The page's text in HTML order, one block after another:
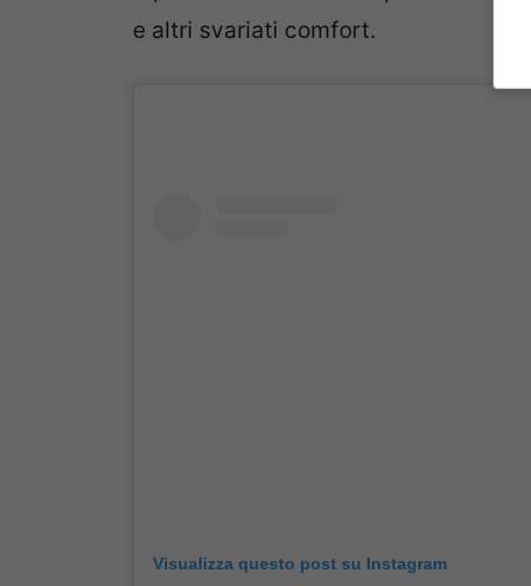
e altri svariati comfort.
Visualizza questo post su Instagram